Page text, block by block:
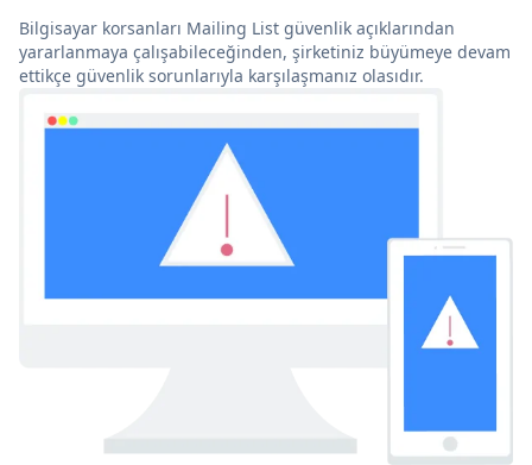
Bilgisayar korsanları Mailing List güvenlik açıklarından
yararlanmaya çalışabileceğinden, şirketiniz büyümeye devam
ettikçe güvenlik sorunlarıyla karşılaşmanız olasıdır.